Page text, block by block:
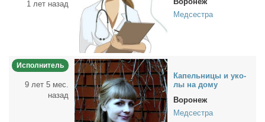
1 лет назад
Медсестра
Исполнитель
9 лет 5 мес.
назад
Ка­пель­ни­цы и уко­
лы на до­му
Воронеж
Медсестра